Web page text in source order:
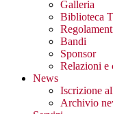
Galleria
Biblioteca
Bandi
Sponsor
Relazioni e
News
Iscrizione
Archivio